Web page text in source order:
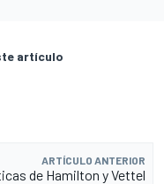
artículo
ARTÍCULO ANTERIOR
de Hamilton y Vettel